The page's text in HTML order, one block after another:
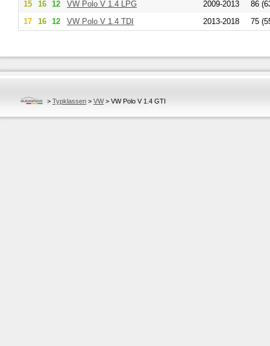
15 16 12 VW Polo V 1.4 LPG 2009-2013
86
17
16 12 VW Polo V 1.4 TDI 2013-2018 75
> Typklassen > VW> VW Polo V 1.4 GTI